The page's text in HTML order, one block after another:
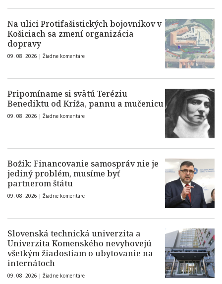
Na ulici Protifašistických bojovníkov v
Košiciach sa zmení organizácia
dopravy
09. 08. 2026 | Žiadne komentáre
Pripomíname si svätú Teréziu
Benediktu od Kríža, pannu a mučenicu
09. 08. 2026 | Žiadne komentáre
Božik: Financovanie samospráv nie je
jediný problém, musíme byť
partnerom štátu
09. 08. 2026 | Žiadne komentáre
Slovenská technická univerzita a
Univerzita Komenského nevyhovejú
všetkým žiadostiam o ubytovanie na
internátoch
09. 08. 2026 | Žiadne komentáre